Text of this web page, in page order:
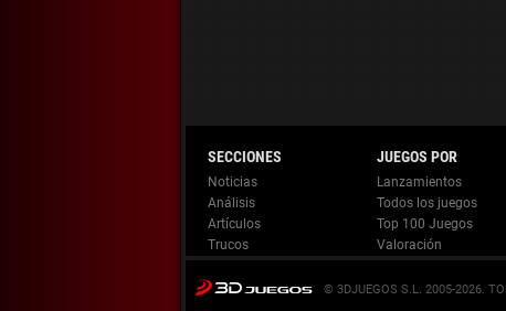
Noticias
Análisis
Artículos
Trucos
Lanzamientos
Todos los juegos
Top 100 Juegos
Valoración
© 3DJUEGOS S.L. 2005-2026.